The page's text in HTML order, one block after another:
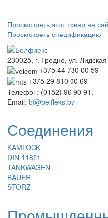
Просмотреть этот товар на
Просмотреть спецификацию
230025, г. Гродно, ул.
+375 44 780 00 59
+375 29 810 00 69
Телефон: (0152) 96 90 91;
Email: bf@belfleks.by
Соединения
KAMLOCK
DIN 11851
TANKWAGEN
BAUER
STORZ